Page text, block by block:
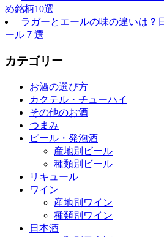
め銘柄10選
ラガーとエールの味の違いは？
ール７選
カテゴリー
お酒の選び方
カクテル・チューハイ
その他のお酒
つまみ
ビール・発泡酒
産地別ビール
種類別ビール
リキュール
ワイン
産地別ワイン
種類別ワイン
日本酒